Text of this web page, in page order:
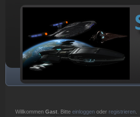
WillkommenGast . Bitteeinloggen oder registrieren